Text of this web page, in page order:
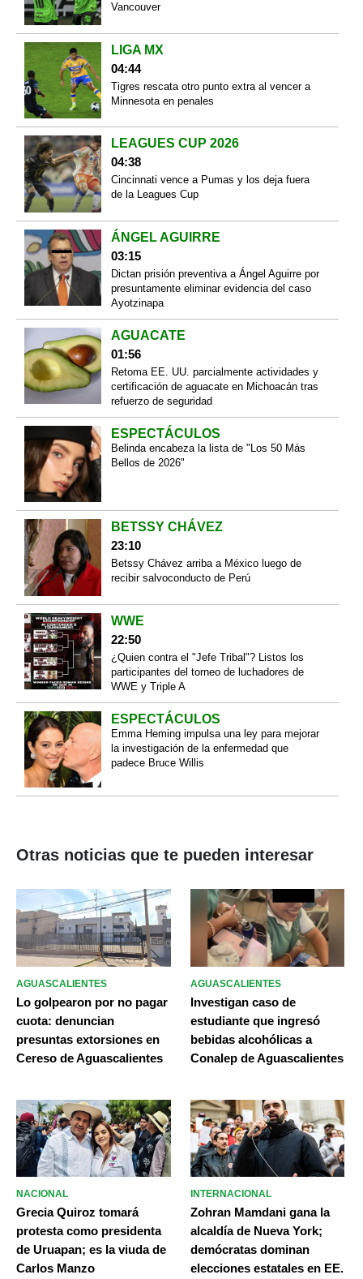
Vancouver
LIGA MX
04:44
Tigres rescata otro punto extra al vencer a
Minnesota en penales
LEAGUES CUP 2026
04:38
Cincinnati vence a Pumas y los deja fuera
de la Leagues Cup
ÁNGEL AGUIRRE
03:15
Dictan prisión preventiva a Ángel Aguirre por
presuntamente eliminar evidencia del caso
Ayotzinapa
AGUACATE
01:56
Retoma EE. UU. parcialmente actividades y
certificación de aguacate en Michoacán tras
refuerzo de seguridad
ESPECTÁCULOS
Belinda encabeza la lista de "Los 50 Más
Bellos de 2026"
BETSSY CHÁVEZ
23:10
Betssy Chávez arriba a México luego de
recibir salvoconducto de Perú
WWE
22:50
¿Quien contra el "Jefe Tribal"? Listos los
participantes del torneo de luchadores de
WWE y Triple A
ESPECTÁCULOS
Emma Heming impulsa una ley para mejorar
la investigación de la enfermedad que
padece Bruce Willis
Otras noticias que te pueden interesar
AGUASCALIENTES
Lo golpearon por no pagar
cuota: denuncian
presuntas extorsiones en
Cereso de Aguascalientes
AGUASCALIENTES
Investigan caso de
estudiante que ingresó
bebidas alcohólicas a
Conalep de Aguascalientes
NACIONAL
Grecia Quiroz tomará
protesta como presidenta
de Uruapan; es la viuda de
Carlos Manzo
INTERNACIONAL
Zohran Mamdani gana la
alcaldía de Nueva York;
demócratas dominan
elecciones estatales en EE.